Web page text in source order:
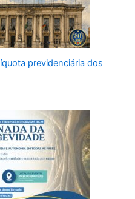
previdenciária dos